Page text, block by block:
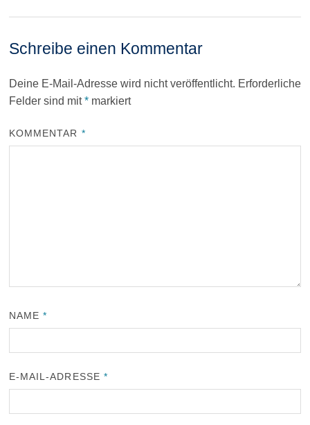
Schreibe einen Kommentar
Deine E-Mail-Adresse wird nicht veröffentlicht. Erforderliche
Felder sind mit*markiert
KOMMENTAR *
NAME*
E-MAIL-ADRESSE *